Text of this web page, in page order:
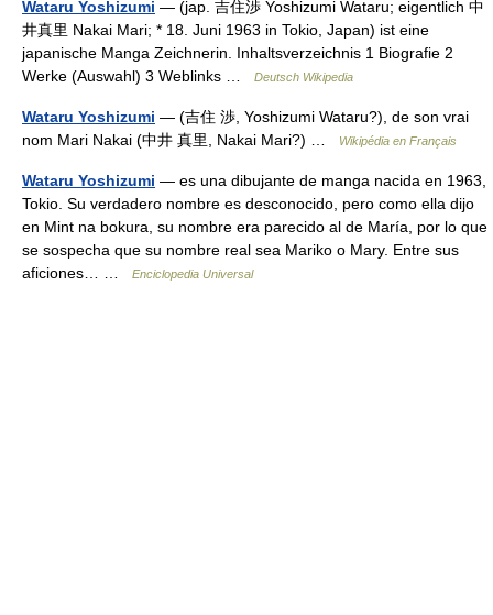
Wataru Yoshizumi — (jap. 吉住渉 Yoshizumi Wataru; eigentlich 中
井真里 Nakai Mari; * 18. Juni 1963 in Tokio, Japan) ist eine
japanische Manga Zeichnerin. Inhaltsverzeichnis 1 Biografie 2
Werke (Auswahl) 3 Weblinks …
Deutsch Wikipedia
Wataru Yoshizumi — (吉住 渉, Yoshizumi Wataru?), de son vrai
nom Mari Nakai (中井 真里, Nakai Mari?) …
Wikipédia en Français
Wataru Yoshizumi — es una dibujante de manga nacida en 1963,
Tokio. Su verdadero nombre es desconocido, pero como ella dijo
en Mint na bokura, su nombre era parecido al de María, por lo que
se sospecha que su nombre real sea Mariko o Mary. Entre sus
aficiones… …
Enciclopedia Universal